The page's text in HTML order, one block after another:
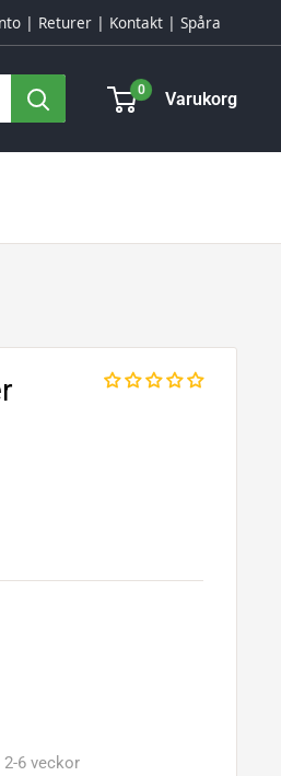
Returer Kontakt Spåra
0 Varukorg
6 veckor